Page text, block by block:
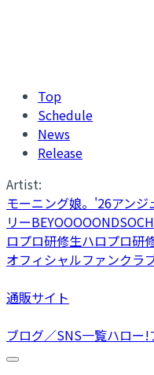
Top
Schedule
News
Release
Artist:
モーニング娘。'26アンジ
リーBEYOOOOONDS
ロプロ研修生ハロプロ研
オフィシャルファンクラ
通販サイト
ブログ／SNS一覧ハロー!